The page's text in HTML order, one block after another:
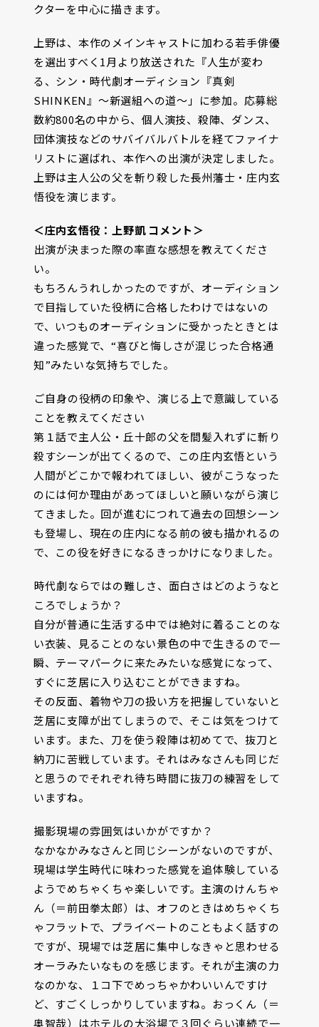
クターを中心に描きます。
上野は、本作のメインキャストに加わる若手俳優
を選出すべく1月より放送された『人生が変わ
る、シン・時代劇オーディション『真剣
SHINKEN』～新選組への道～」に参加。応募総
数約800名の中から、個人演技、殺陣、ダンス、
団体演技などのサバイバルバトルを経てファイナ
リストに選ばれ、本作への出演が決定しました。
上野は主人公の父を斬り殺した長州藩士・庄内玄
悟役を演じます。
＜庄内玄悟役：上野凱 コメント＞
――出演が決まった際の率直な感想を教えてくださ
い。
もちろんうれしかったのですが、オーディション
で目指していた役柄に合格したわけではないの
で、いつものオーディションに受かったときとは
違った感覚で、“喜びと悔しさが混じった合格通
知”みたいな気持ちでした。
――ご自身の役柄の印象や、演じる上で意識している
ことを教えてください
第１話で主人公・丘十郎の父を間髪入れずに斬り
殺すシーンが出てくるので、この庄内玄悟という
人間がどこかで報われてほしい、彼がこうなった
のには何か理由があってほしいと願いながら演じ
てきました。回が進むにつれて過去の回想シーン
も登場し、現在の庄内になる前の彼も描かれるの
で、この役を好きになるきっかけになりました。
――時代劇ならではの難しさ、面白さはどのようなと
ころでしょうか？
自分が普通に生活する中では絶対に着ることのな
い衣装、見ることのない景色の中で生きるので一
瞬、テーマパークに来たみたいな感覚になって、
すぐに芝居に入り込むことができますね。
その反面、着物や刀の扱い方を把握していないと
芝居に支障が出てしまうので、そこは気をつけて
います。また、刀を使う殺陣は初めてで、抜刀と
納刀に苦戦しています。それはみなさんも同じだ
と思うのでそれぞれ待ち時間に抜刀の練習をして
いますね。
――撮影現場の雰囲気はいかがですか？
なかなかみなさんと同じシーンがないのですが、
現場は学生時代に味わった感覚を追体験している
ようでめちゃくちゃ楽しいです。主演のけんちゃ
ん（＝前田拳太郎）は、オフのときはめちゃくち
ゃフラットで、プライベートのこともよく話すの
ですが、現場では芝居に集中しなきゃと思わせる
オーラみたいなものを感じます。それが主演の力
なのかな、１コ下でめっちゃかわいいんですけ
ど、すごくしっかりしていますね。おっくん（＝
奥智哉）はホテルの大浴場で３回ぐらい連続で一